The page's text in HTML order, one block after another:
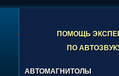
ПОМОЩЬ
ПО
АВТОМАГНИТОЛЫ